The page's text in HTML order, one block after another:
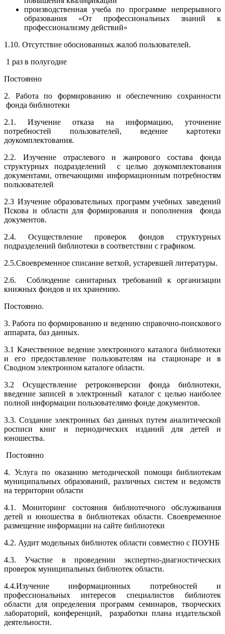
производственная учеба по программе непрерывного
образования «От профессиональных знаний к
профессионализму действий»
1.10. Отсутствие обоснованных жалоб пользователей.
1 раз в полугодие
Постоянно
2. Работа по формированию и обеспечению сохранности
фонда библиотеки
2.1. Изучение отказа на информацию, уточнение
потребностей пользователей, ведение картотеки
доукомплектования.
2.2. Изучение отраслевого и жанрового состава фонда
структурных подразделений с целью доукомплектования
документами, отвечающими информационным потребностям
пользователей
2.3 Изучение образовательных программ учебных заведений
Пскова и области для формирования и пополнения фонда
документов.
2.4. Осуществление проверок фондов структурных
подразделений библиотеки в соответствии с графиком.
2.5.Своевременное списание ветхой, устаревшей литературы.
2.6. Соблюдение санитарных требований к организации
книжных фондов и их хранению.
Постоянно.
3. Работа по формированию и ведению справочно-поискового
аппарата, баз данных.
3.1 Качественное ведение электронного каталога библиотеки
и его предоставление пользователям на стационаре и в
Сводном электронном каталоге области.
3.2 Осуществление ретроконверсии фонда библиотеки,
введение записей в электронный каталог с целью наиболее
полной информации пользователямо фонде документов.
3.3. Создание электронных баз данных путем аналитической
росписи книг и периодических изданий для детей и
юношества.
Постоянно
4. Услуга по оказанию методической помощи библиотекам
муниципальных образований, различных систем и ведомств
на территории области
4.1. Мониторинг состояния библиотечного обслуживания
детей и юношества в библиотеках области. Своевременное
размещение информации на сайте библиотеки
4.2. Аудит модельных библиотек области совместно с ПОУНБ
4.3. Участие в проведении экспертно-диагностических
проверок муниципальных библиотек области.
4.4.Изучение информационных потребностей и
профессиональных интересов специалистов библиотек
области для определения программ семинаров, творческих
лабораторий, конференций, разработки плана издательской
деятельности.